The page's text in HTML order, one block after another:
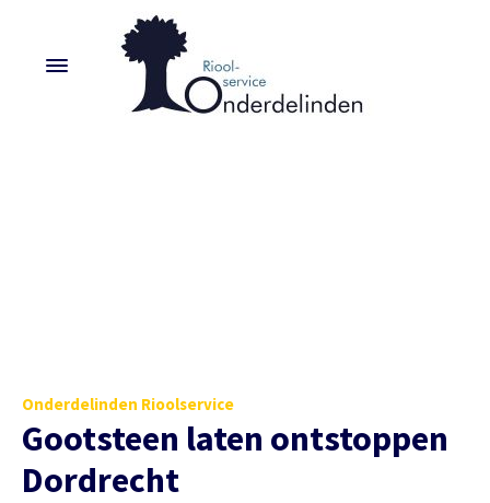
Onderdelinden Rioolservice
Gootsteen laten ontstoppen
Dordrecht